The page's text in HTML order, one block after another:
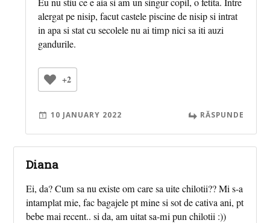
alergat pe nisip, facut castele piscine de nisip si intrat
in apa si stat cu secolele nu ai timp nici sa iti auzi
gandurile.
+2
10 JANUARY 2022 RĂSPUNDE
Diana
Ei, da? Cum sa nu existe om care sa uite chilotii?? Mi s-a
intamplat mie, fac bagajele pt mine si sot de cativa ani, pt
bebe mai recent.. si da, am uitat sa-mi pun chilotii :))